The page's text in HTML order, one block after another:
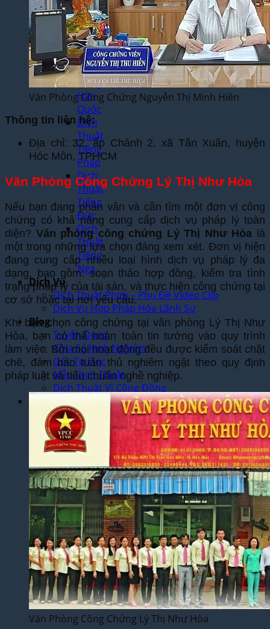
Thuật
Tiếng
Nhật
Bản
Dịch
Thuật
Tiếng
Hàn
Quốc
Dịch
Thuật
Tiếng
Pháp
Dịch
Thuật
Tiếng
Đức
Dịch
Thuật
Tiếng
Nga
Dịch Vụ
Dịch Thuật Phim – Phụ Đề Video Clip
Dịch Vụ Hợp Pháp Hóa Lãnh Sự
Blog
Tuyển Dụng
Chia Sẻ Kinh Nghiệm
Góc Tự Học
Mẫu Dịch Thuật
Dịch Thuật Vì Cộng Đồng
Liên Hệ & Thanh toán
Văn Phòng Công Chứng Nguyễn Thị Minh Hiền
Thông tin liên hệ:
Địa chỉ: 32, ấp Chánh 2, xã Tân Xuân, huyện
Hóc Môn, TPHCM
Văn Phòng Công Chứng Lý Thị Như Hòa
Nếu bạn đang phân vân và cần tìm một đơn vị công
chứng có khả năng cung cấp dịch vụ pháp lý toàn
diện? Văn phòng công chứng Lý Thị Như Hòa là
một trong những lựa chọn đáng xem xét. Đơn vị hiện
đang cung cấp nhiều loại hình dịch vụ pháp lý đa
dạng, bao gồm: soạn thảo hợp đồng, kiểm tra tình
trạng pháp lý của tài sản, và thực hiện công chứng tại
cơ sở hoặc tại nơi yêu cầu.
Khi bạn chọn công chứng tại văn phòng Lý Thị Như
Hòa, bạn có thể hoàn toàn tin tưởng vào quy trình
làm việc. Bởi mọi hoạt động đều được kiểm soát chặt
chẽ, đảm bảo tuân thủ nghiêm ngặt theo quy định
pháp luật và tiêu chuẩn nghề nghiệp.
Văn Phòng Công Chứng Lý Thị Như Hòa